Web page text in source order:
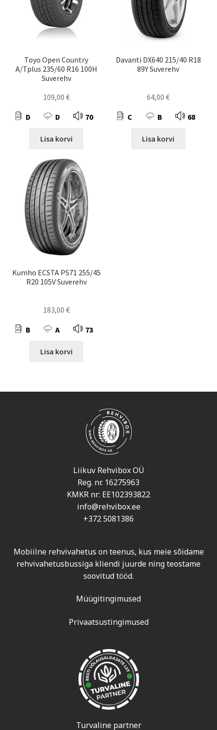
Toyo Open Country
A/Tplus 235/60 R16 100H
Suverehv
109,00 €
D D 70
Lisa korvi
Davanti DX640 215/40 R18
89Y Suverehv
64,00€
C B 68
Lisa korvi
Kumho ECSTA PS71 255/45
R20 105V Suverehv
183,00 €
B A 73
Lisa korvi
Liikuv Rehvibox OÜ
Reg. nr. 16275963
KMKR nr: EE102393822
info@rehvibox.ee
+372 5081386
Mobiilne rehvivahetus on teenus, kus meie sõidame
rehvivahetusbussiga kliendi juurde ning teostame
soovitud tööd.
Müügitingimused
Privaatsustingimused
Turvaline partner